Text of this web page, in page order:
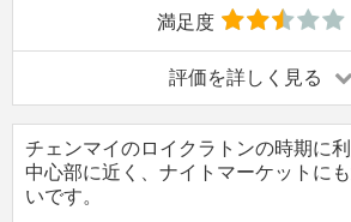
満足度
評価を詳しく見る
チェンマイのロイクラトンの時期に利
中心部に近く、ナイトマーケットに
いです。